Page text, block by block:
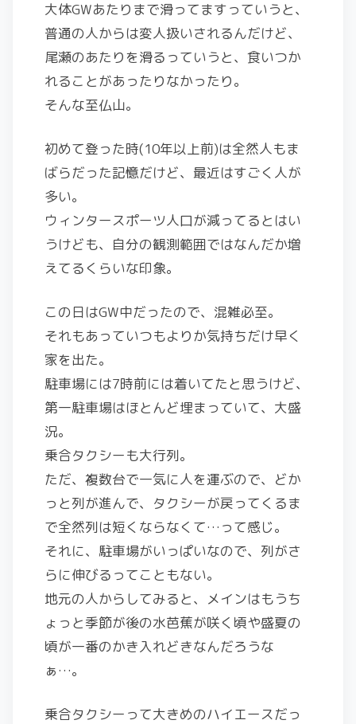
大体GWあたりまで滑ってますっていうと、
普通の人からは変人扱いされるんだけど、
尾瀬のあたりを滑るっていうと、食いつか
れることがあったりなかったり。
そんな至仏山。
初めて登った時(10年以上前)は全然人もま
ばらだった記憶だけど、最近はすごく人が
多い。
ウィンタースポーツ人口が減ってるとはい
うけども、自分の観測範囲ではなんだか増
えてるくらいな印象。
この日はGW中だったので、混雑必至。
それもあっていつもよりか気持ちだけ早く
家を出た。
駐車場には7時前には着いてたと思うけど、
第一駐車場はほとんど埋まっていて、大盛
況。
乗合タクシーも大行列。
ただ、複数台で一気に人を運ぶので、どか
っと列が進んで、タクシーが戻ってくるま
で全然列は短くならなくて…って感じ。
それに、駐車場がいっぱいなので、列がさ
らに伸びるってこともない。
地元の人からしてみると、メインはもうち
ょっと季節が後の水芭蕉が咲く頃や盛夏の
頃が一番のかき入れどきなんだろうな
ぁ…。
乗合タクシーって大きめのハイエースだっ